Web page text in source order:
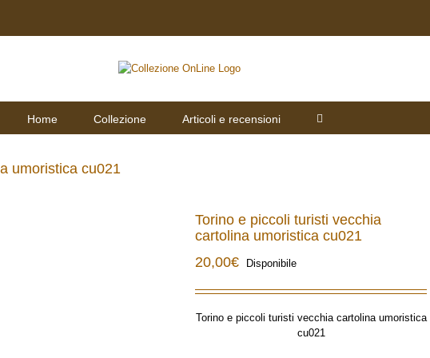
Home Collezione Articoli e recensioni
umoristica cu021
Torino e piccoli turisti vecchia
cartolina umoristica cu021
20,00€ Disponibile
Torino e piccoli turisti vecchia cartolina umoristica
cu021